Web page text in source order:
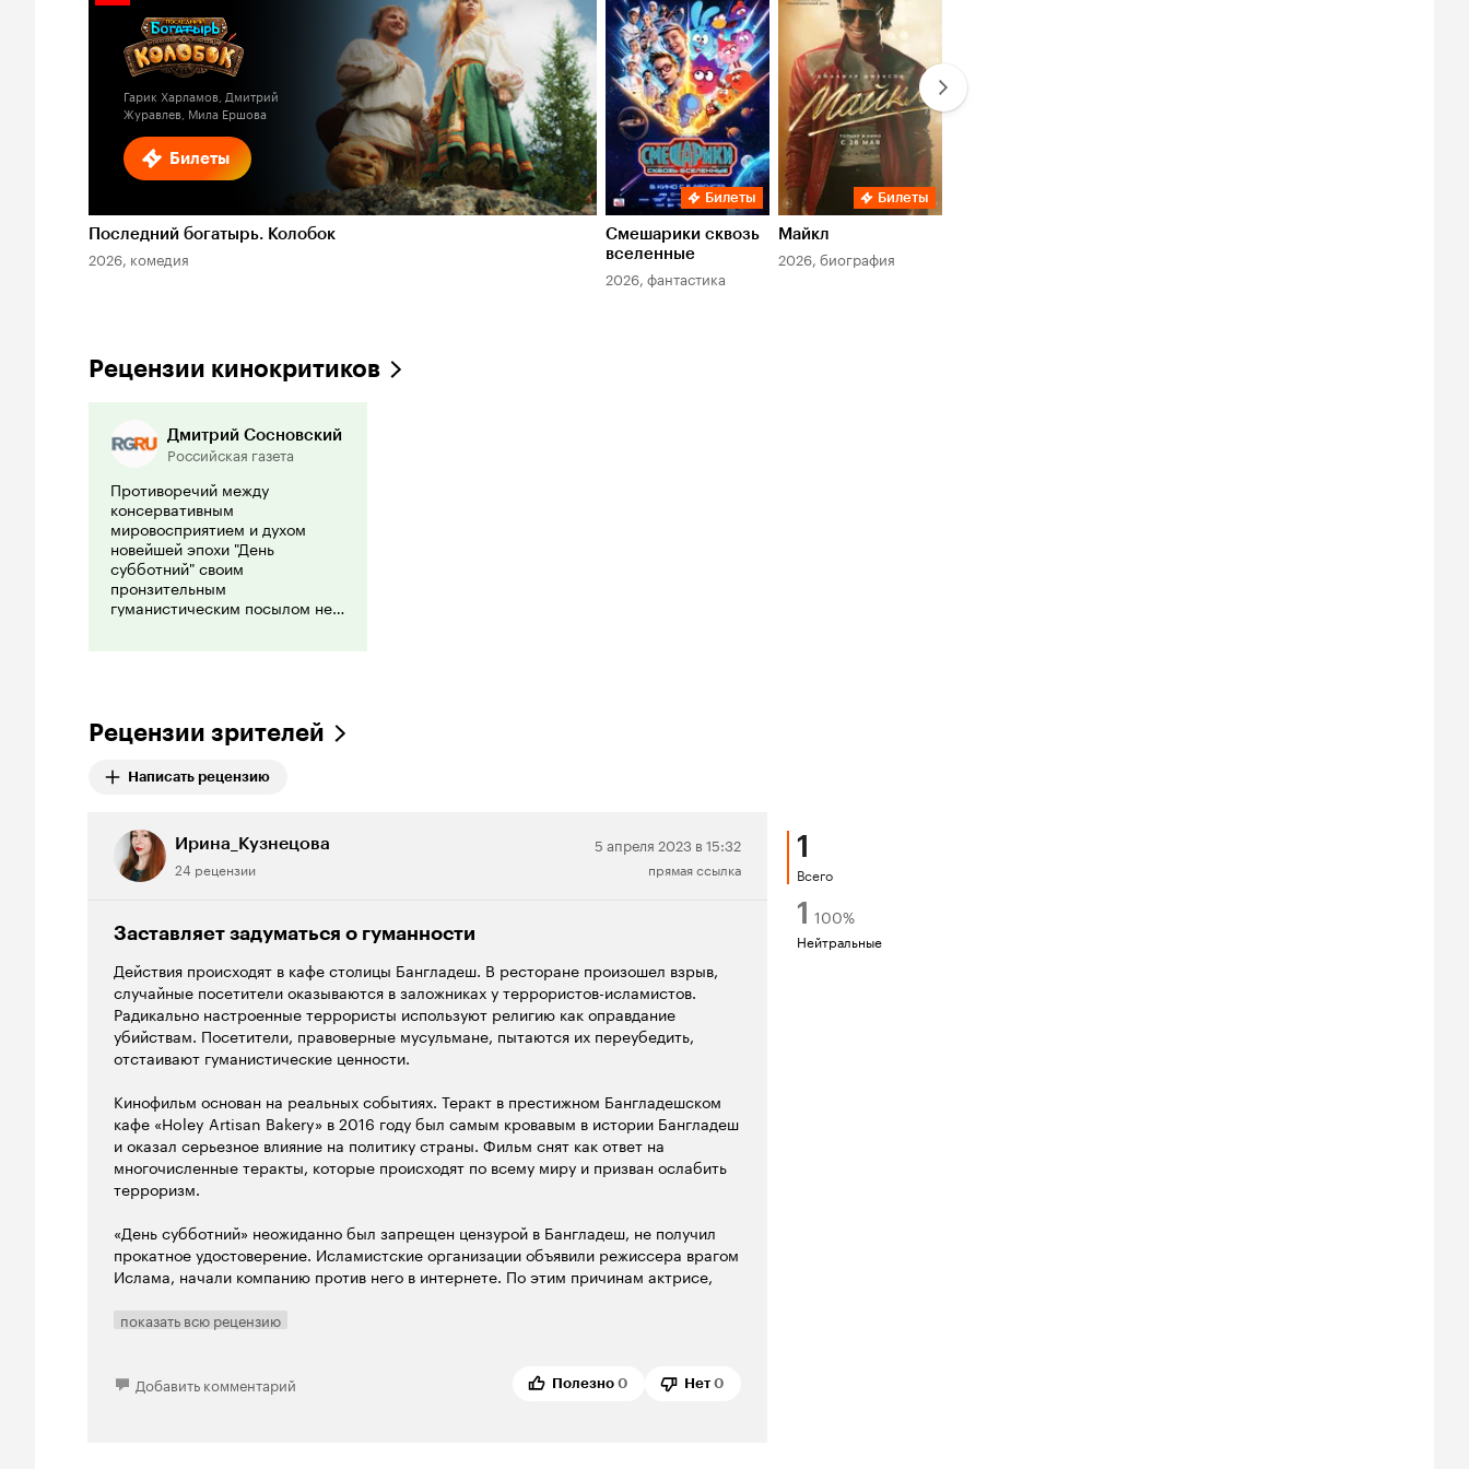
Билеты
Кинопоиска
Гарик Харламов, Дмитрий
Журавлев, Мила Ершова
Последний богатырь. Колобок
2026, комедия
Кинопоиска
5.7
Билеты
Смешарики сквозь
вселенные
2026, фантастика
Кинопоиска
Билеты
Майкл
2026, биография
Рецензии кинокритиков
Дмитрий Сосновский
Российская газета
Противоречий между
консервативным
мировосприятием и духом
новейшей эпохи "День
субботний" своим
пронзительным
гуманистическим посылом не
мировосприятие не должно и
не может являться.
Рецензии зрителей
Написать рецензию
Ирина_Кузнецова
24 рецензии
Нейтральная
рецензия
5 апреля 2023 в 15:32
прямая ссылка
Заставляет задуматься о гуманности
Действия происходят в кафе столицы Бангладеш. В ресторане произошел взрыв,
случайные посетители оказываются в заложниках у террористов-исламистов.
Радикально настроенные террористы используют религию как оправдание
убийствам. Посетители, правоверные мусульмане, пытаются их переубедить,
отстаивают гуманистические ценности.
Кинофильм основан на реальных событиях. Теракт в престижном Бангладешском
кафе «Holey Artisan Bakery» в 2016 году был самым кровавым в истории Бангладеш
и оказал серьезное влияние на политику страны. Фильм снят как ответ на
многочисленные теракты, которые происходят по всему миру и призван ослабить
терроризм.
«День субботний» неожиданно был запрещен цензурой в Бангладеш, не получил
прокатное удостоверение. Исламистские организации объявили режиссера врагом
Ислама, начали компанию против него в интернете. По этим причинам актрисе,
кинематографе создает эффект присутствия, погружает зрителя в происходящее.
показать всю рецензию
Добавить комментарий Полезно 0 Нет 0
1
Всего
1 100%
Нейтральные